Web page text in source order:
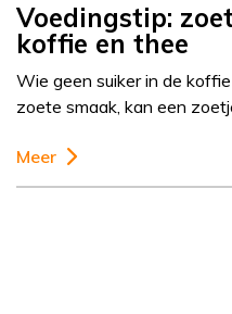
Voedingstip:
koffie en thee
Wie geen suiker in de
zoete smaak, kan een
Meer